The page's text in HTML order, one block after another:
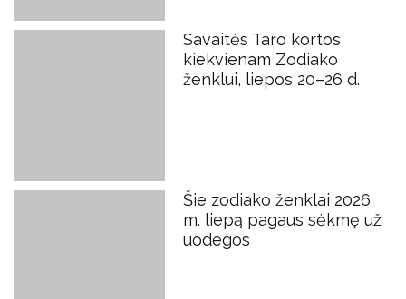
Savaitės Taro kortos
kiekvienam Zodiako
ženklui, liepos 20–26 d.
Šie zodiako ženklai 2026
m. liepą pagaus sėkmę už
uodegos